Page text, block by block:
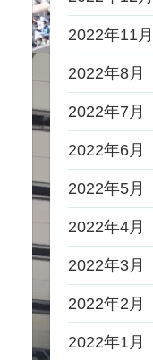
2022年11月
2022年8月
2022年7月
2022年6月
2022年5月
2022年4月
2022年3月
2022年2月
2022年1月